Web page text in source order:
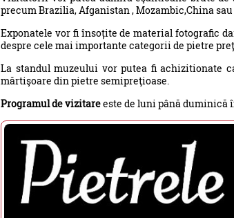
precum Brazilia, Afganistan , Mozambic,China
Exponatele vor fi însoțite de material fotografic
despre cele mai importante categorii de pietre
La standul muzeului vor putea fi achizitionate
mărtişoare din pietre semipreţioase.
Programul de vizitareeste de luni până duminică